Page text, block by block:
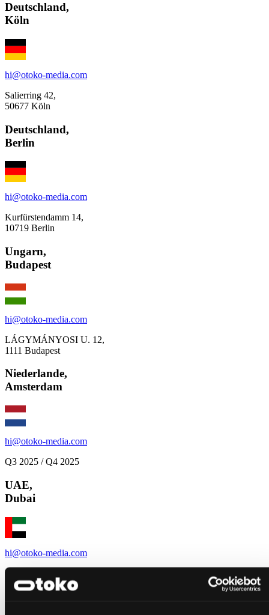
Deutschland,
Köln
hi@otoko-media.com
Salierring 42,
50677 Köln
Deutschland,
Berlin
hi@otoko-media.com
Kurfürstendamm 14,
10719 Berlin
Ungarn,
Budapest
hi@otoko-media.com
LÁGYMÁNYOSI U. 12,
1111 Budapest
Niederlande,
Amsterdam
hi@otoko-media.com
Q3 2025 / Q4 2025
UAE,
Dubai
hi@otoko-media.com
Level 3 & 14, Boulevard Plaza Tower One,
Dubai